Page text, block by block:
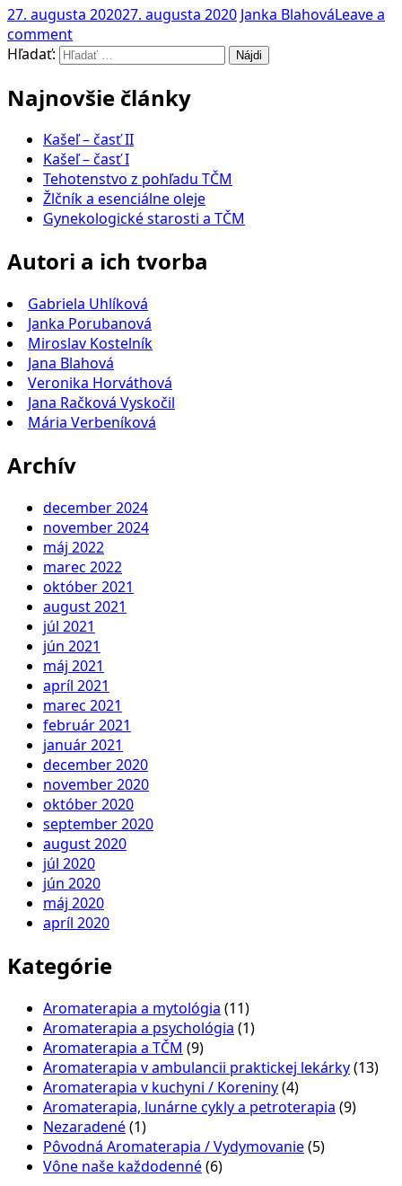
27. augusta 202027. augusta 2020 Janka BlahováLeave a
comment
Hľadať:
Najnovšie články
Kašeľ – časť II
Kašeľ – časť I
Tehotenstvo z pohľadu TČM
Žlčník a esenciálne oleje
Gynekologické starosti a TČM
Autori a ich tvorba
Gabriela Uhlíková
Janka Porubanová
Miroslav Kostelník
Jana Blahová
Veronika Horváthová
Jana Račková Vyskočil
Mária Verbeníková
Archív
december 2024
november 2024
máj 2022
marec 2022
október 2021
august 2021
júl 2021
jún 2021
máj 2021
apríl 2021
marec 2021
február 2021
január 2021
december 2020
november 2020
október 2020
september 2020
august 2020
júl 2020
jún 2020
máj 2020
apríl 2020
Kategórie
Aromaterapia a mytológia (11)
Aromaterapia a psychológia (1)
Aromaterapia a TČM (9)
Aromaterapia v ambulancii praktickej lekárky(13)
Aromaterapia v kuchyni / Koreniny(4)
Aromaterapia, lunárne cykly a petroterapia (9)
Nezaradené(1)
Pôvodná Aromaterapia / Vydymovanie(5)
Vône naše každodenné(6)